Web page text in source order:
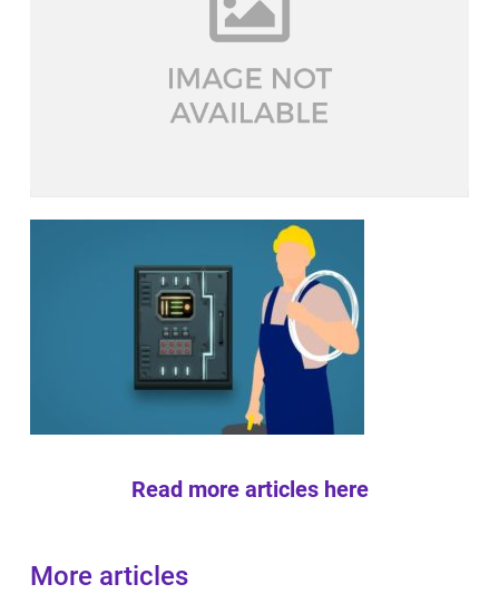
Read more articles here
More articles